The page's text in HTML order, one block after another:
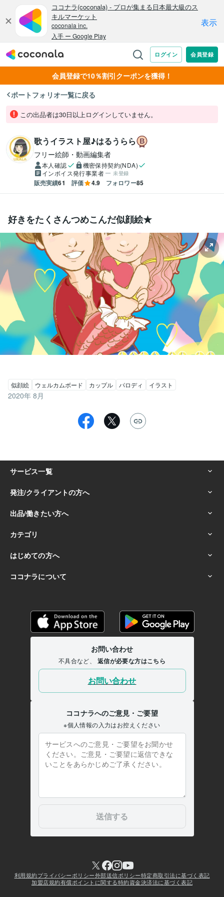
会員登録で10％割引クーポンを獲得！
ポートフォリオ一覧に戻る
この出品者は30日以上ログインしていません。
歌うイラスト屋♪はるうらら
フリー絵師・動画編集者
本人確認
機密保持契約(NDA)
インボイス発行事業者
未登録
販売実績61 評価 4.9 フォロワー85
好きをたくさんつめこんだ似顔絵★
似顔絵 ウェルカムボード カップル パロディ イラスト
2020年 8月